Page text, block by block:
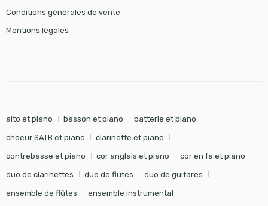
Conditions générales de vente
Mentions légales
alto et piano basson et piano batterie et piano
choeur SATB et piano clarinette et piano
contrebasse et piano cor anglais et piano cor en fa et piano
duo de clarinettes duo de flûtes duo de guitares
ensemble de flûtes ensemble instrumental